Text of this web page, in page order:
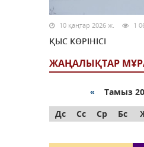
10 қаңтар 2026 ж. 1
ҚЫС КӨРІНІСІ
ЖАҢАЛЫҚТАР
« Тамыз
Дс
Сс Ср Бс